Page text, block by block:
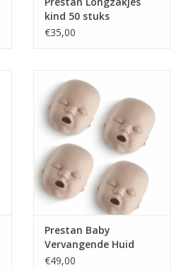
kind 50 stuks
€35,00
Prestan Baby
Vervangende Huid
Gezicht 4-pack
€49,00